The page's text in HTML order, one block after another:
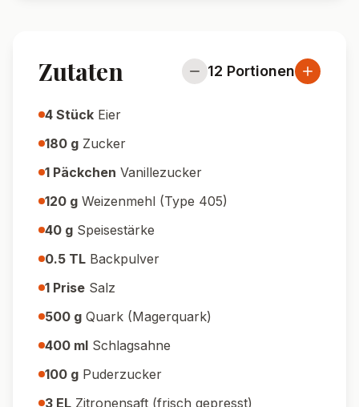
Zutaten 12 Portionen
4 Stück Eier
180 g Zucker
1 Päckchen Vanillezucker
120 g Weizenmehl (Type 405)
40 g Speisestärke
0.5 TL Backpulver
1 Prise Salz
500 g Quark (Magerquark)
400 ml Schlagsahne
100 g Puderzucker
3 EL Zitronensaft (frisch gepresst)